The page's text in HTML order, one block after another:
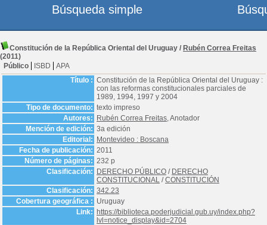
Constitución de la República Oriental del Uruguay / Rubén Correa Freitas
(2011)
Público
ISBD
APA
Título : Constitución de la República Oriental del Uruguay :
con las reformas constitucionales parciales de
1989, 1994, 1997 y 2004
Tipo de documento: texto impreso
Autores:
Rubén Correa Freitas, Anotador
Mención de edición: 3a edición
Editorial:
Montevideo : Boscana
Fecha de publicación: 2011
Número de páginas: 232 p
Clasificación:
DERECHO PÚBLICO / DERECHO
CONSTITUCIONAL /CONSTITUCIÓN
Clasificación: 342.23
Cobertura geográfica : Uruguay
Link:
https://biblioteca.poderjudicial.gub.uy/index.php?
lvl=notice_display&id=2704
Búsqueda simple